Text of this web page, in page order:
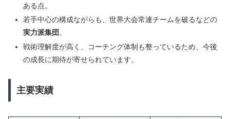
ある点。
若手中心の構成ながらも、世界大会常連チームを破るなどの
実力派集団。
戦術理解度が高く、コーチング体制も整っているため、今後
の成長に期待が寄せられています。
主要実績